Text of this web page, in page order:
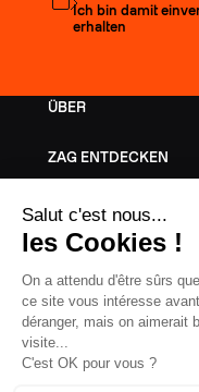
ÜBER
ZAG ENTDECKEN
PREISE FÜR
FREERIDE-SKI
TOURENSKI
Den Newsletter
Ich bin damit
erhalten